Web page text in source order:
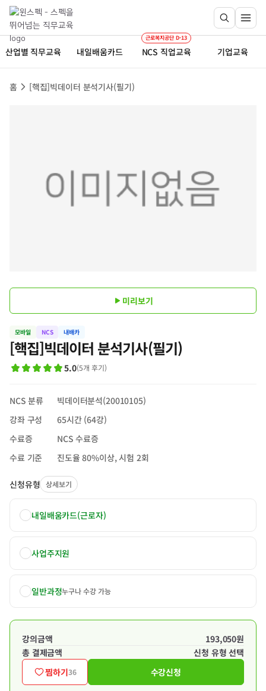
산업별 직무교육 내일배움카드
근로복지공단 D-13
NCS 직업교육 기업교육
홈 [핵집]빅데이터 분석기사(필기)
미리보기
모바일 NCS 내배카
[핵집]빅데이터 분석기사(필기)
5.0(5개 후기)
NCS 분류
빅데이터분석(20010105)
강좌 구성
65시간 (64강)
수료증
NCS 수료증
수료 기준
진도율 80%이상, 시험 2회
신청유형 상세보기
내일배움카드(근로자)
사업주지원
일반과정누구나 수강 가능
강의금액
193,050원
총 결제금액
신청 유형 선택
찜하기36 수강신청